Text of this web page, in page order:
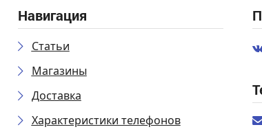
Навигация
Статьи
Магазины
Доставка
Характеристики телефонов